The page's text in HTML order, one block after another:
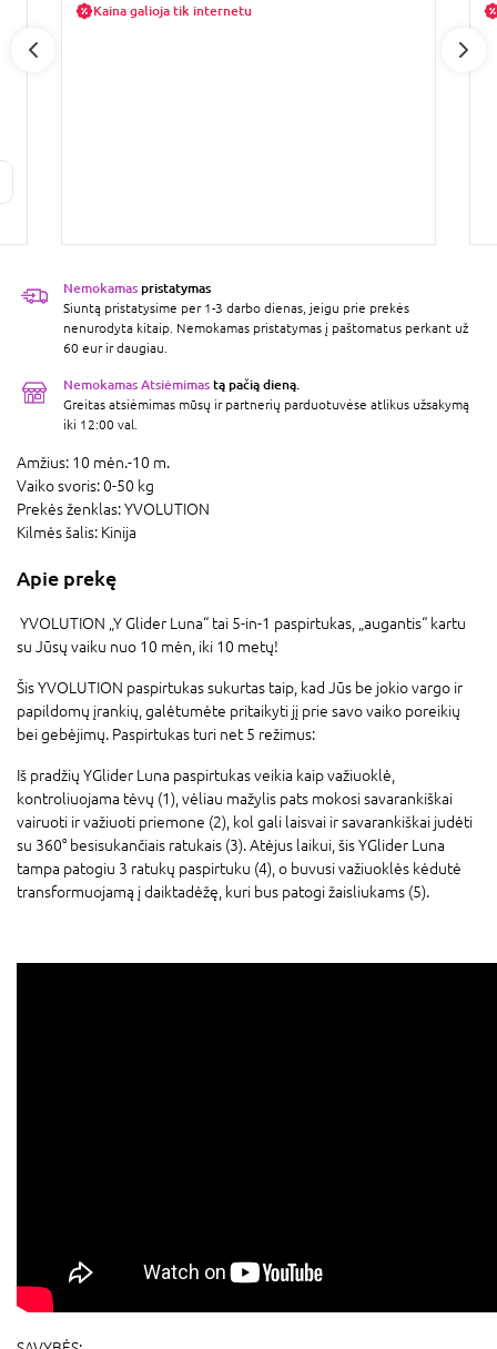
Kaina galioja tik internetu
Nemokamas pristatymas
Siuntą pristatysime per 1-3 darbo dienas, jeigu prie prekės
nenurodyta kitaip. Nemokamas pristatymas į paštomatus perkant už
60 eur ir daugiau.
Nemokamas Atsiėmimas tą pačią dieną.
Greitas atsiėmimas mūsų ir partnerių parduotuvėse atlikus užsakymą
iki 12:00 val.
Amžius: 10 mėn.-10 m.
Vaiko svoris:0-50 kg
Prekės ženklas:YVOLUTION
Kilmės šalis: Kinija
Apie prekę
YVOLUTION „Y Glider Luna“ tai 5-in-1 paspirtukas, „augantis“ kartu
su Jūsų vaiku nuo 10 mėn, iki 10 metų!
Šis YVOLUTION paspirtukas sukurtas taip, kad Jūs be jokio vargo ir
papildomų įrankių, galėtumėte pritaikyti jį prie savo vaiko poreikių
bei gebėjimų. Paspirtukas turi net 5 režimus:
Iš pradžių YGlider Luna paspirtukas veikia kaip važiuoklė,
kontroliuojama tėvų (1), vėliau mažylis pats mokosi savarankiškai
vairuoti ir važiuoti priemone (2), kol gali laisvai ir savarankiškai judėti
su 360° besisukančiais ratukais (3). Atėjus laikui, šis YGlider Luna
tampa patogiu 3 ratukų paspirtuku (4), o buvusi važiuoklės kėdutė
transformuojamą į daiktadėžę, kuri bus patogi žaisliukams (5).